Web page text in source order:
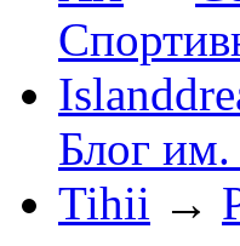
Блог
Tihii →